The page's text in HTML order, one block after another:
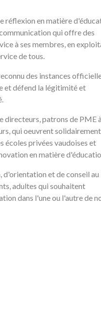
réflexion en matière
qui offre des
à ses membres, en
de tous.
des instances
et défend la légitimité et
directeurs, patrons de PME
qui oeuvrent
écoles privées vaudoises et
en matière
et de conseil au
adultes qui souhaitent
dans l'une ou l'autre de